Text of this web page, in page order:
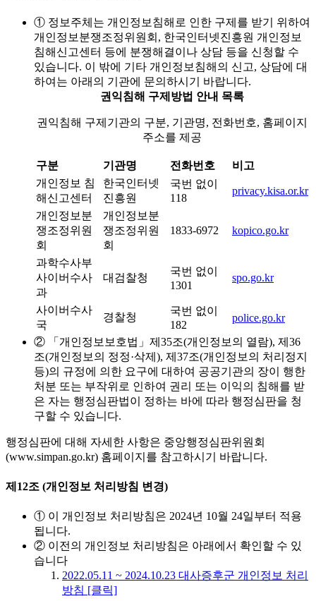
① 정보주체는 개인정보침해로 인한 구제를 받기 위하여
개인정보분쟁조정위원회, 한국인터넷진흥원 개인정보
침해신고센터 등에 분쟁해결이나 상담 등을 신청할 수
있습니다. 이 밖에 기타 개인정보침해의 신고, 상담에 대
하여는 아래의 기관에 문의하시기 바랍니다.
권익침해 구제방법 안내 목록
권익침해 구제기관의 구분, 기관명, 전화번호, 홈페이지
주소를 제공
구분 기관명 전화번호
비고
개인정보 침
해신고센터
한국인터넷
진흥원
국번 없이
118
privacy.kisa.or.kr
개인정보분
쟁조정위원
회
개인정보분
쟁조정위원
회
1833-6972 kopico.go.kr
과학수사부
사이버수사
과
대검찰청
국번 없이
1301
spo.go.kr
사이버수사
국
경찰청
국번 없이
182
police.go.kr
② 「개인정보보호법」제35조(개인정보의 열람), 제36
조(개인정보의 정정·삭제), 제37조(개인정보의 처리정지
등)의 규정에 의한 요구에 대하여 공공기관의 장이 행한
처분 또는 부작위로 인하여 권리 또는 이익의 침해를 받
은 자는 행정심판법이 정하는 바에 따라 행정심판을 청
구할 수 있습니다.
행정심판에 대해 자세한 사항은 중앙행정심판위원회
(www.simpan.go.kr) 홈페이지를 참고하시기 바랍니다.
제12조 (개인정보 처리방침 변경)
① 이 개인정보 처리방침은 2024년 10월 24일부터 적용
됩니다.
② 이전의 개인정보 처리방침은 아래에서 확인할 수 있
습니다
2022.05.11 ~ 2024.10.23 대사증후군 개인정보 처리
방침 [클릭]